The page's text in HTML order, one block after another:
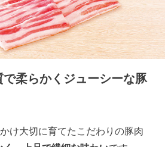
で柔らかくジューシーな豚
け大切に育てたこだわりの豚肉